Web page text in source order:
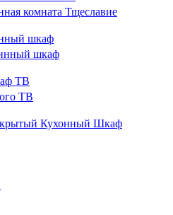
комната Тщеславие
шкаф
шкаф
ТВ
ТВ
Кухонный Шкаф